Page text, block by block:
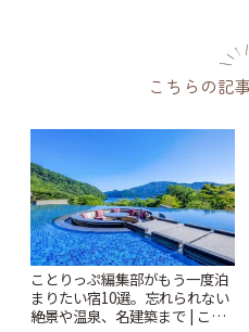
こちらの記
ことりっぷ編集部がもう一度泊
まりたい宿10選。忘れられない
絶景や温泉、名建築まで | こと